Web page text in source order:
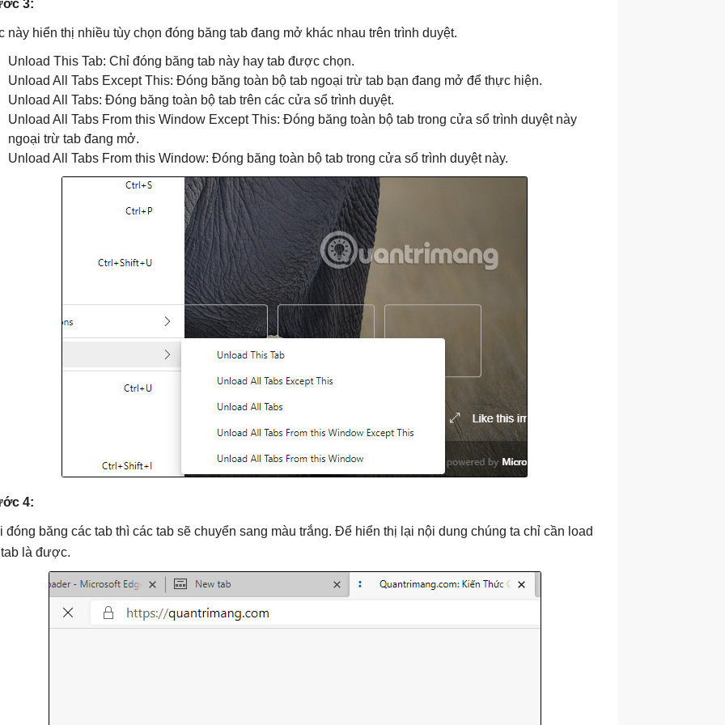
3:
này hiển thị nhiều tùy chọn đóng băng tab đang mở khác nhau trên trình duyệt.
Unload This Tab: Chỉ đóng băng tab này hay tab được chọn.
Unload All Tabs Except This: Đóng băng toàn bộ tab ngoại trừ tab bạn đang mở để thực hiện.
Unload All Tabs: Đóng băng toàn bộ tab trên các cửa sổ trình duyệt.
Unload All Tabs From this Window Except This: Đóng băng toàn bộ tab trong cửa sổ trình duyệt này
ngoại trừ tab đang mở.
Unload All Tabs From this Window: Đóng băng toàn bộ tab trong cửa sổ trình duyệt này.
4:
đóng băng các tab thì các tab sẽ chuyển sang màu trắng. Để hiển thị lại nội dung chúng ta chỉ cần load
tab là được.